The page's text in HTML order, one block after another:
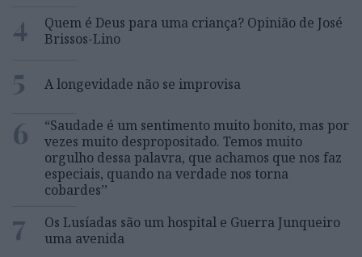
4
Quem é Deus para uma criança? Opinião de José
Brissos-Lino
5 A longevidade não se improvisa
6
“Saudade é um sentimento muito bonito, mas por
vezes muito despropositado. Temos muito
orgulho dessa palavra, que achamos que nos faz
especiais, quando na verdade nos torna
cobardes’’
7
Os Lusíadas são um hospital e Guerra Junqueiro
uma avenida